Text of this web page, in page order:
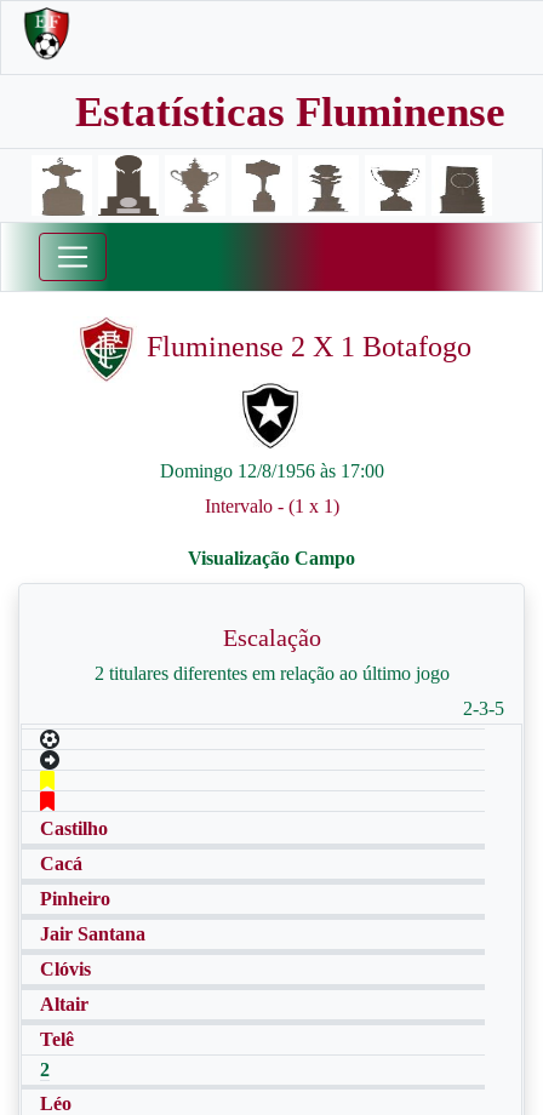
Estatísticas Fluminense
Fluminense 2 X 1 Botafogo
Domingo 12/8/1956 às 17:00
Intervalo - (1 x 1)
Escalação
2 titulares diferentes em relação ao último jogo
2-3-5
Castilho
Cacá
Pinheiro
Jair Santana
Clóvis
Altair
Telê
2
Léo